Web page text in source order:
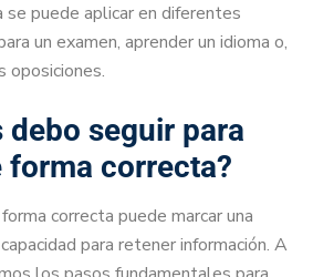
se puede aplicar en diferentes
un examen, aprender un idioma o,
oposiciones.
debo seguir para
forma correcta?
correcta puede marcar una
para retener información. A